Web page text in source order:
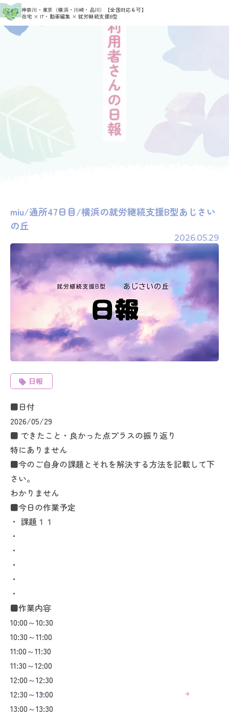
神奈川・東京（横浜・川崎・品川）
【全国対応も可】
在宅 × IT・動画編集 × 就労継続支援B型
HOME > 利用者さんの日報 > miu
miu/通所47日目/横浜の就労継続支援B型あじさい
の丘
2026.05.29
日報
■日付
2026/05/29
■ できたこと・良かった点プラスの振り返り
特にありません
■今のご自身の課題とそれを解決する方法を記載して下
さい。
わかりません
■今日の作業予定
・ 課題１１
・
・
・
・
・
■作業内容
10:00～10:30
10:30～11:00
11:00～11:30
11:30～12:00
12:00～12:30
12:30～13:00
13:00～13:30